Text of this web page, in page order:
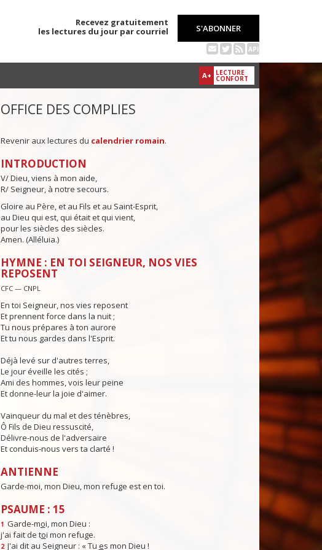
Recevez gratuitement
les lectures du jour par courriel
S'ABONNER
API
A+ LECTURE
CONFORT
OFFICE DES COMPLIES
Revenir aux lectures du calendrier romain.
INTRODUCTION
V/ Dieu, viens à mon aide,
R/ Seigneur, à notre secours.
Gloire au Père, et au Fils et au Saint-Esprit,
au Dieu qui est, qui était et qui vient,
pour les siècles des siècles.
Amen. (Alléluia.)
HYMNE : EN TOI SEIGNEUR, NOS VIES
REPOSENT
CFC — CNPL
En toi Seigneur, nos vies reposent
Et prennent force dans la nuit ;
Tu nous prépares à ton aurore
Et tu nous gardes dans l'Esprit.
Déjà levé sur d'autres terres,
Le jour éveille les cités ;
Ami des hommes, vois leur peine
Et donne-leur la joie d'aimer.
Vainqueur du mal et des ténèbres,
Ô Fils de Dieu ressuscité,
Délivre-nous de l'adversaire
Et conduis-nous vers ta clarté !
ANTIENNE
Garde-moi, mon Dieu, mon refuge est en toi.
PSAUME : 15
1 Garde-moi, mon Dieu :
j'ai fait de toi mon refuge.
2 J'ai dit au Seigneur : « Tu es mon Dieu !